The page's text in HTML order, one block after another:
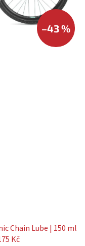
–43 %
Chain Lube | 150 ml
Kč